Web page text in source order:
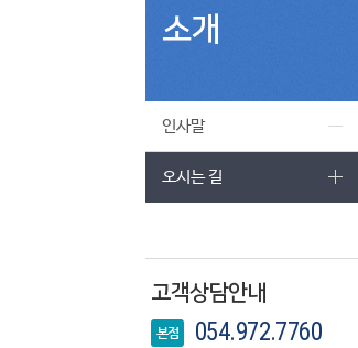
소개
인사말
오시는 길
고객상담안내
본점 054.972.7760